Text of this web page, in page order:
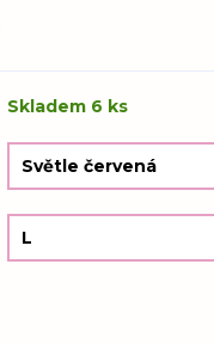
Skladem 6 ks